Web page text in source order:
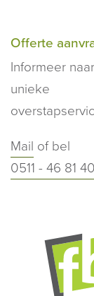
Offerte
Informeer
unieke
Mail of bel
0511 - 46 81 40